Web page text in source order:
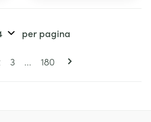
Pagina's
momenteel pagina
Pagina
3 ... Pagina
180
per pagina